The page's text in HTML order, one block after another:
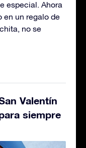
especial. Ahora
en un regalo de
no se
Valentín
siempre